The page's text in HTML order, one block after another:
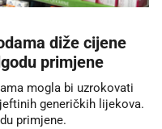
diže cijene
primjene
mogla bi uzrokovati
generičkih lijekova.
primjene.